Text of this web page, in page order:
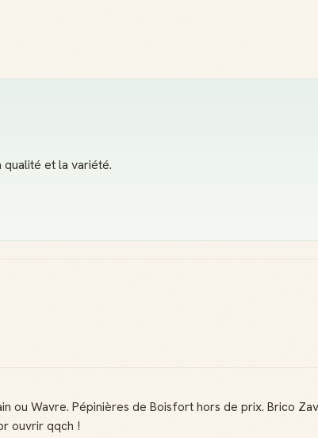
et la variété.
ou Wavre. Pépinières de Boisfort hors de prix. Brico
ouvrir qqch !